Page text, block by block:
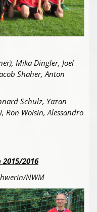
Mika Dingler, Joel
Shaher, Anton
Schulz, Yazan
Ron Woisin, Alessandro
2015/2016
NWM